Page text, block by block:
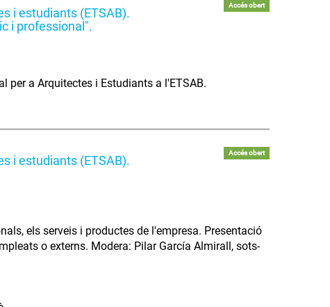
i estudiants (ETSAB).
i professional".
Accés obert
per a Arquitectes i Estudiants a l'ETSAB.
i estudiants (ETSAB).
Accés obert
els serveis i productes de l'empresa. Presentació
o externs. Modera: Pilar García Almirall, sots-